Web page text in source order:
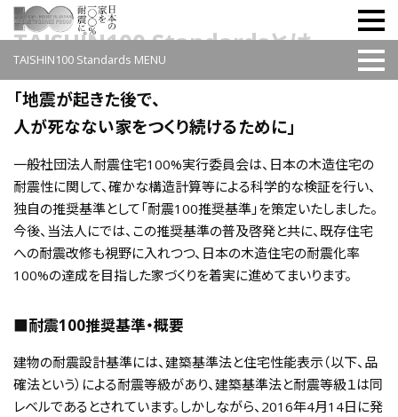
サービス
TAISHIN100 Standards
耐震シェルター70K
安心・安全な中古住宅認定（安心R住宅）
普及啓発活動
耐震普及啓発
イベント・セミナー
メディア掲載情報
プレスリリース
広報へのお問い合わせ
耐震住宅100%実⾏委員会
法人会員名簿
入会申込
プレスリリース
事業報告書・決済書等
TAISHIN100 Standards MENU
TAISHIN100 Standardsとは
「地震が起きた後で、
人が死なない家をつくり続けるために」
一般社団法人耐震住宅100%実行委員会は、日本の木造住宅の
耐震性に関して、確かな構造計算等による科学的な検証を行い、
独自の推奨基準として「耐震100推奨基準」を策定いたしました。
今後、当法人にでは、この推奨基準の普及啓発と共に、既存住宅
への耐震改修も視野に入れつつ、日本の木造住宅の耐震化率
100%の達成を目指した家づくりを着実に進めてまいります。
■耐震100推奨基準・概要
建物の耐震設計基準には、建築基準法と住宅性能表示（以下、品
確法という）による耐震等級があり、建築基準法と耐震等級１は同
レベルであるとされています。しかしながら、2016年4月14日に発